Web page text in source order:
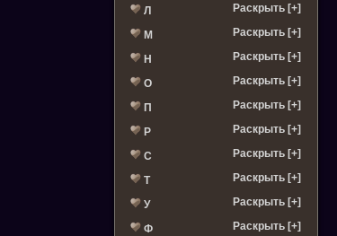
Л Раскрыть [+]
М Раскрыть [+]
Н Раскрыть [+]
О Раскрыть [+]
П Раскрыть [+]
Р Раскрыть [+]
С Раскрыть [+]
Т Раскрыть [+]
У Раскрыть [+]
Ф Раскрыть [+]